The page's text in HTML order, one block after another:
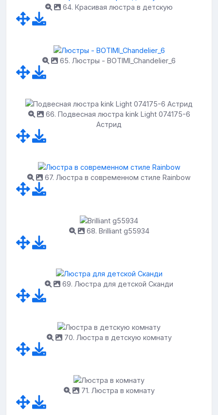
64. Красивая люстра в детскую
65. Люстры - BOTIMI_Chandelier_6
66. Подвесная люстра kink Light 074175-6
Астрид
67. Люстра в современном стиле Rainbow
68. Brilliant g55934
69. Люстра для детской Сканди
70. Люстра в детскую комнату
71. Люстра в комнату